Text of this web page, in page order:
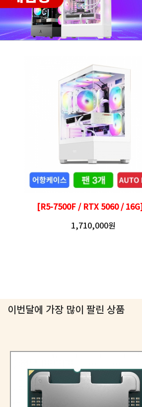
[R5-7500F / RTX 5060 / 16G]
1,710,000원
이번달에 가장 많이 팔린 상품